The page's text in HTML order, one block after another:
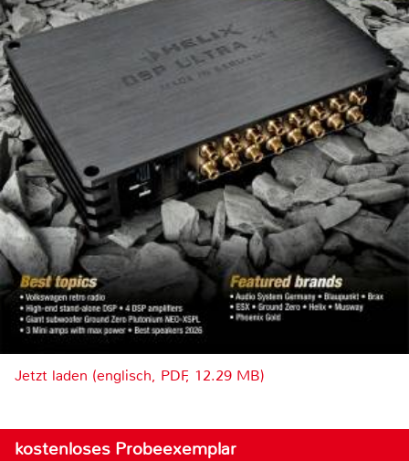
Jetzt laden (englisch, PDF, 12.29 MB)
kostenloses Probeexemplar